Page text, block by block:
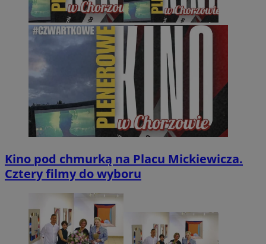
Kino pod chmurką na Placu Mickiewicza.
Cztery filmy do wyboru